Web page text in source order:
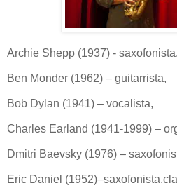
Archie Shepp (1937) - saxofonista,
Ben Monder (1962) – guitarrista,
Bob Dylan (1941) – vocalista,
Charles Earland (1941-1999) –
Dmitri Baevsky (1976) –
Eric Daniel